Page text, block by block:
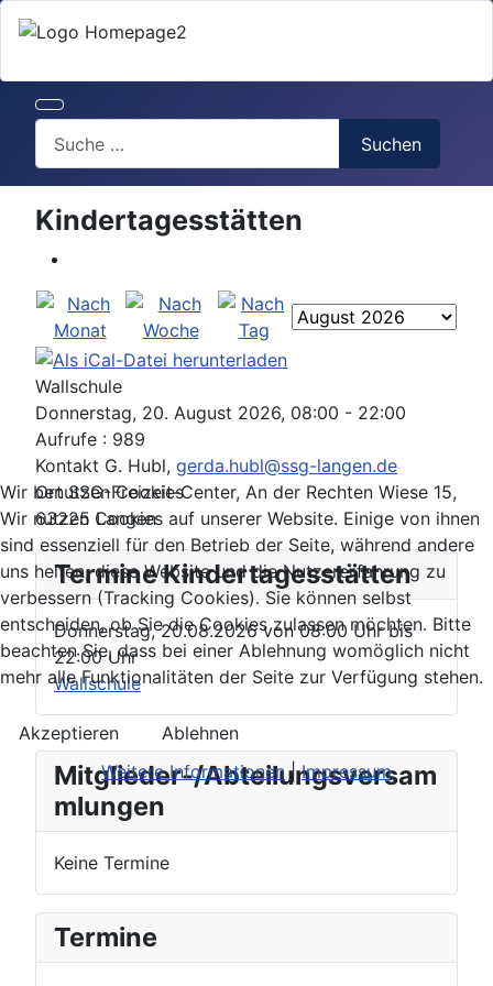
Suchen
Mitglieder-/Abteilungsversam
mlungen
Keine Termine
Termine
Kindertagesstätten
Wallschule
Donnerstag, 20. August 2026, 08:00 - 22:00
Aufrufe : 989
Kontakt G. Hubl, gerda.hubl@ssg-langen.de
OrtSSG-Freizeit-Center, An der Rechten Wiese 15,
63225 Langen
Termine Kindertagesstätten
Donnerstag, 20.08.2026von08:00 Uhrbis
22:00 Uhr
Wallschule
Wir benutzen Cookies
Wir nutzen Cookies auf unserer Website. Einige von ihnen
sind essenziell für den Betrieb der Seite, während andere
uns helfen, diese Website und die Nutzererfahrung zu
verbessern (Tracking Cookies). Sie können selbst
entscheiden, ob Sie die Cookies zulassen möchten. Bitte
beachten Sie, dass bei einer Ablehnung womöglich nicht
mehr alle Funktionalitäten der Seite zur Verfügung stehen.
Akzeptieren
Ablehnen
Weitere Informationen|Impressum